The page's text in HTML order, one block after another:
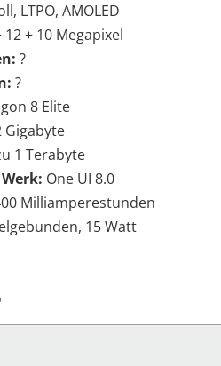
LTPO, AMOLED
12 + 10 Megapixel
?
?
8 Elite
Gigabyte
1 Terabyte
One UI 8.0
Milliamperestunden
15 Watt